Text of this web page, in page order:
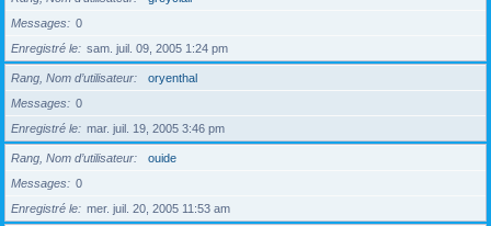
Messages
0
Enregistré le
sam. juil. 09, 2005 1:24 pm
Rang, Nom d’utilisateur
oryenthal
Messages
0
Enregistré le
mar. juil. 19, 2005 3:46 pm
Rang, Nom d’utilisateur
ouide
Messages
0
Enregistré le
mer. juil. 20, 2005 11:53 am